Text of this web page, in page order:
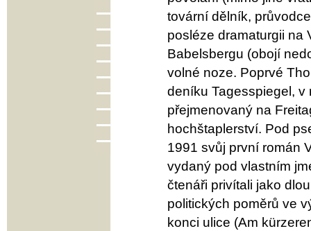
tovární dělník,
posléze dramaturgii na
Babelsbergu (obojí
volné noze. Poprvé
deníku Tagesspiegel,
přejmenovaný na
hochštaplerství. Pod
1991 svůj první román
vydaný pod vlastním
čtenáři privítali jako
politických poměrů ve
konci ulice (Am